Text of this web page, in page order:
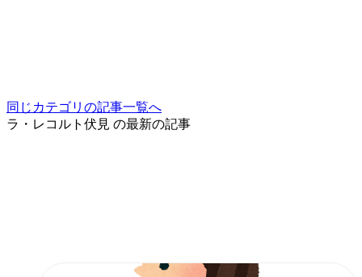
同じカテゴリの記事⼀覧へ
ラ・レコルト伏見 の最新の記事